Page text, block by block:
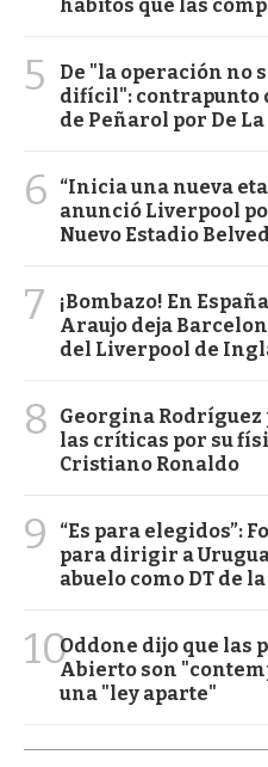
hábitos que las
5
De "la operación no
difícil": contrapunto
de Peñarol por De La
6
“Inicia una nueva
anunció Liverpool
Nuevo Estadio
7
¡Bombazo! En
Araujo deja
del Liverpool de
8
Georgina
las críticas por su
Cristiano Ronaldo
9
“Es para elegidos”:
para dirigir a
abuelo como DT de
10Oddone dijo que las
Abierto son
una "ley aparte"